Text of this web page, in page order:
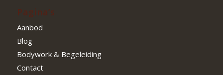
Pagina’s
Aanbod
Blog
Bodywork & Begeleiding
Contact